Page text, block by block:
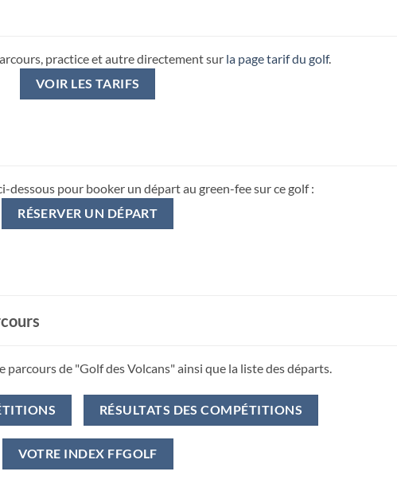
practice et autre directement sur la page tarif du golf.
VOIR LES TARIFS
dessous pour booker un départ au green-fee sur ce golf :
RÉSERVER UN DÉPART
de "Golf des Volcans" ainsi que la liste des départs.
RÉSULTATS DES COMPÉTITIONS
VOTRE INDEX FFGOLF